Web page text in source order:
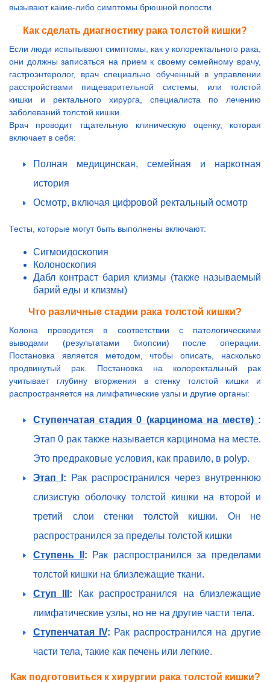
вызывают какие-либо симптомы брюшной полости.
Как сделать диагностику рака толстой кишки?
Если люди испытывают симптомы, как у колоректального рака,
они должны записаться на прием к своему семейному врачу,
гастроэнтеролог, врач специально обученный в управлении
расстройствами пищеварительной системы, или толстой
кишки и ректального хирурга, специалиста по лечению
заболеваний толстой кишки.
Врач проводит тщательную клиническую оценку, которая
включает в себя:
Полная медицинская, семейная и наркотная
история
Осмотр, включая цифровой ректальный осмотр
Тесты, которые могут быть выполнены включают:
Сигмоидоскопия
Колоноскопия
Дабл контраст бария клизмы (также называемый
барий еды и клизмы)
Что различные стадии рака толстой кишки?
Колона проводится в соответствии с патологическими
выводами (результатами биопсии) после операции.
Постановка является методом, чтобы описать, насколько
продвинутый рак. Постановка на колоректальный рак
учитывает глубину вторжения в стенку толстой кишки и
распространяется на лимфатические узлы и другие органы:
Ступенчатая стадия 0 (карцинома на месте) :
Этап 0 рак также называется карцинома на месте.
Это предраковые условия, как правило, в polyp.
Этап I : Рак распространился через внутреннюю
слизистую оболочку толстой кишки на второй и
третий слои стенки толстой кишки. Он не
распространился за пределы толстой кишки
Ступень II : Рак распространился за пределами
толстой кишки на близлежащие ткани.
Ступ III :
Как распространился на близлежащие
лимфатические узлы, но не на другие части тела.
Ступенчатая IV: Рак распространился на другие
части тела, такие как печень или легкие.
Как подготовиться к хирургии рака толстой кишки?